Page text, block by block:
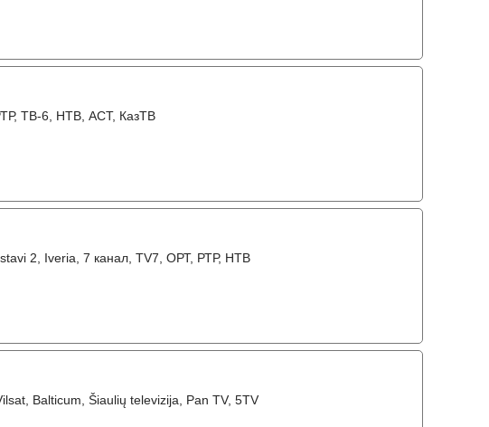
ТВ-6, НТВ, АСТ, КазТВ
2, Iveria, 7 канал, TV7, ОРТ, РТР, НТВ
Balticum, Šiaulių televizija, Pan TV, 5TV